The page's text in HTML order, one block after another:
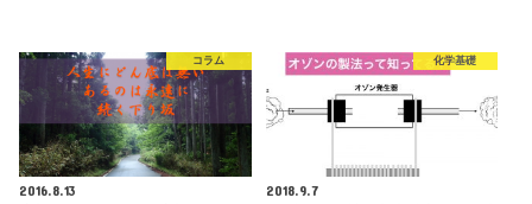
コラム
2016.8.13
化学基礎
2018.9.7